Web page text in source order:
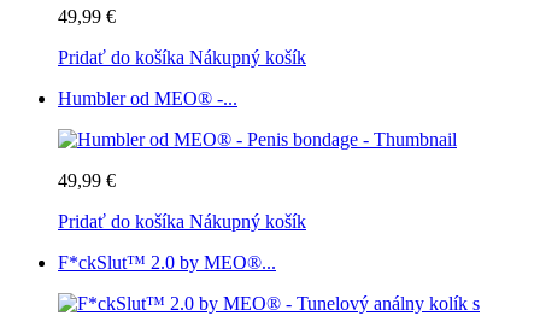
49,99 €
Pridať do košíka Nákupný košík
Humbler od MEO® -...
49,99 €
Pridať do košíka Nákupný košík
F*ckSlut™ 2.0 by MEO®...